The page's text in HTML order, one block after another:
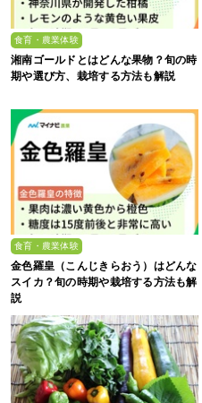
食育・農業体験
湘南ゴールドとはどんな果物？旬の時
期や選び方、栽培する方法も解説
食育・農業体験
金色羅皇（こんじきらおう）はどんな
スイカ？旬の時期や栽培する方法も解
説